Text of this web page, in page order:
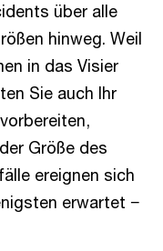
über alle
hinweg. Weil
in das Visier
Sie auch Ihr
Größe des
ereignen sich
erwartet −